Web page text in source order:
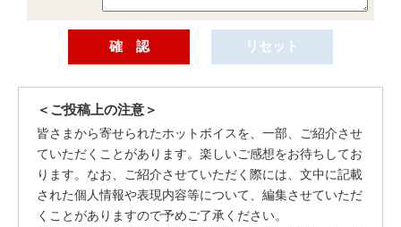
＜ご投稿上の注意＞
皆さまから寄せられたホットボイスを、一部、ご紹介させ
ていただくことがあります。楽しいご感想をお待ちしてお
ります。なお、ご紹介させていただく際には、文中に記載
された個人情報や表現内容等について、編集させていただ
くことがありますので予めご了承ください。